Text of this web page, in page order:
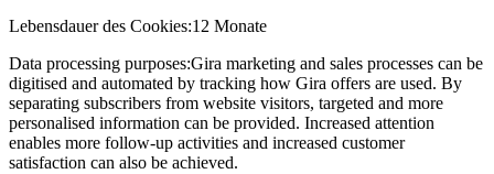
Lebensdauer des Cookies:12 Monate
Data processing purposes:Gira marketing and sales processes can be
digitised and automated by tracking how Gira offers are used. By
separating subscribers from website visitors, targeted and more
personalised information can be provided. Increased attention
enables more follow-up activities and increased customer
satisfaction can also be achieved.